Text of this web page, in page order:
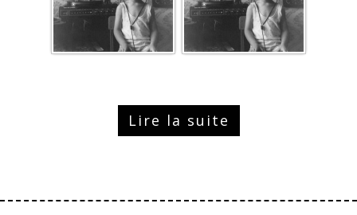
Lire la suite